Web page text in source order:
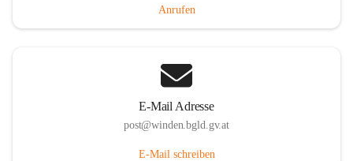
Anrufen
E-Mail Adresse
post@winden.bgld.gv.at
E-Mail schreiben